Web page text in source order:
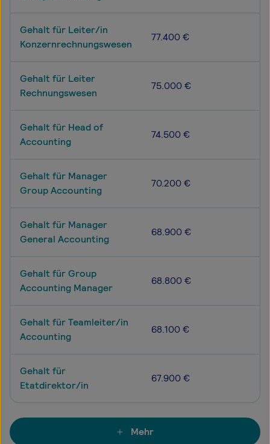
Gehalt für Leiter/in
Konzernrechnungswesen
77.400 €
Gehalt für Leiter
Rechnungswesen
75.000 €
Gehalt für Head of
Accounting
74.500 €
Gehalt für Manager
Group Accounting
70.200 €
Gehalt für Manager
General Accounting
68.900 €
Gehalt für Group
Accounting Manager
68.800 €
Gehalt für Teamleiter/in
Accounting
68.100 €
Gehalt für
Etatdirektor/in
67.900 €
Mehr